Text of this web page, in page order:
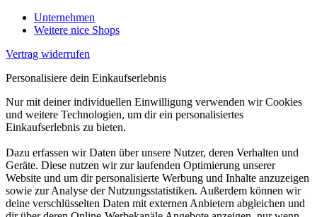
Unternehmen
Weitere nice Shops
Vertrag widerrufen
Personalisiere dein Einkaufserlebnis
Nur mit deiner individuellen Einwilligung verwenden wir Cookies
und weitere Technologien, um dir ein personalisiertes
Einkaufserlebnis zu bieten.
Dazu erfassen wir Daten über unsere Nutzer, deren Verhalten und
Geräte. Diese nutzen wir zur laufenden Optimierung unserer
Website und um dir personalisierte Werbung und Inhalte anzuzeigen
sowie zur Analyse der Nutzungsstatistiken. Außerdem können wir
deine verschlüsselten Daten mit externen Anbietern abgleichen und